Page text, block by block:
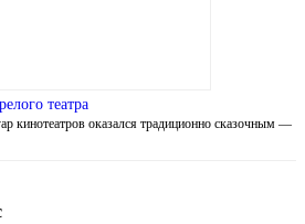
театра
кинотеатров оказался традиционно сказочным —